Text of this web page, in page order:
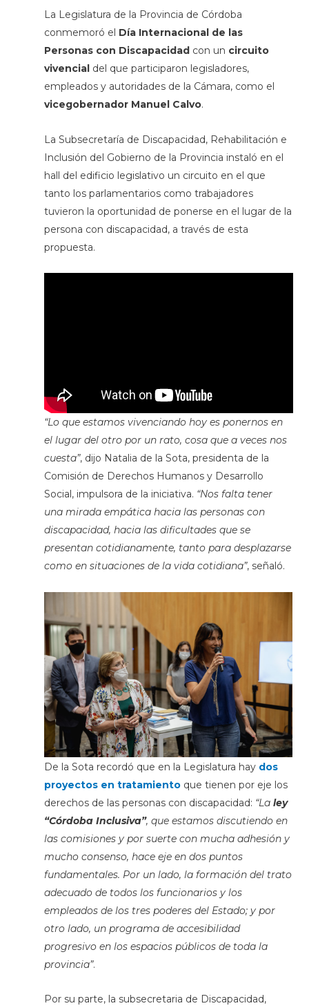
La Legislatura de la Provincia de Córdoba
conmemoró el Día Internacional de las
Personas con Discapacidadcon un circuito
vivencialdel que participaron legisladores,
empleados y autoridades de la Cámara, como el
vicegobernador Manuel Calvo.
La Subsecretaría de Discapacidad, Rehabilitación e
Inclusión del Gobierno de la Provincia instaló en el
hall del edificio legislativo un circuito en el que
tanto los parlamentarios como trabajadores
tuvieron la oportunidad de ponerse en el lugar de la
persona con discapacidad, a través de esta
propuesta.
“Lo que estamos vivenciando hoy es ponernos en
el lugar del otro por un rato, cosa que a veces nos
cuesta”, dijo Natalia de la Sota, presidenta de la
Comisión de Derechos Humanos y Desarrollo
Social, impulsora de la iniciativa. “Nos falta tener
una mirada empática hacia las personas con
discapacidad, hacia las dificultades que se
presentan cotidianamente, tanto para desplazarse
como en situaciones de la vida cotidiana”, señaló.
De la Sota recordó que en la Legislatura hay dos
proyectos en tratamientoque tienen por eje los
derechos de las personas con discapacidad: “Laley
“Córdoba Inclusiva”, que estamos discutiendo en
las comisiones y por suerte con mucha adhesión y
mucho consenso, hace eje en dos puntos
fundamentales. Por un lado, la formación del trato
adecuado de todos los funcionarios y los
empleados de los tres poderes del Estado; y por
otro lado, un programa de accesibilidad
progresivo en los espacios públicos de toda la
provincia”.
Por su parte, la subsecretaria de Discapacidad,